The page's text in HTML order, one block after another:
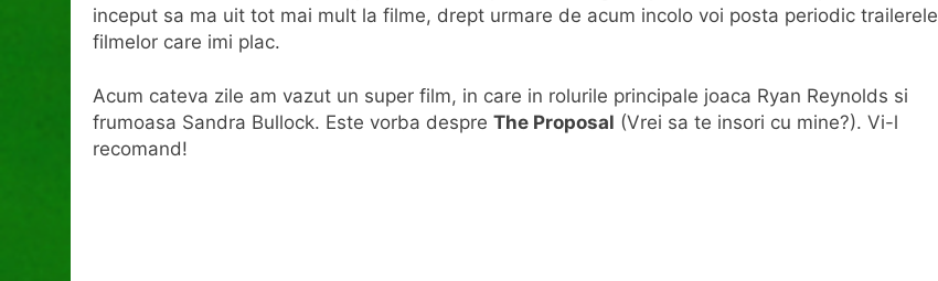
inceput sa ma uit tot mai mult la filme, drept urmare de acum incolo voi posta periodic trailerele
filmelor care imi plac.
Acum cateva zile am vazut un super film, in care in rolurile principale joaca Ryan Reynolds si
frumoasa Sandra Bullock. Este vorba despre The Proposal (Vrei sa te insori cu mine?). Vi-l
recomand!